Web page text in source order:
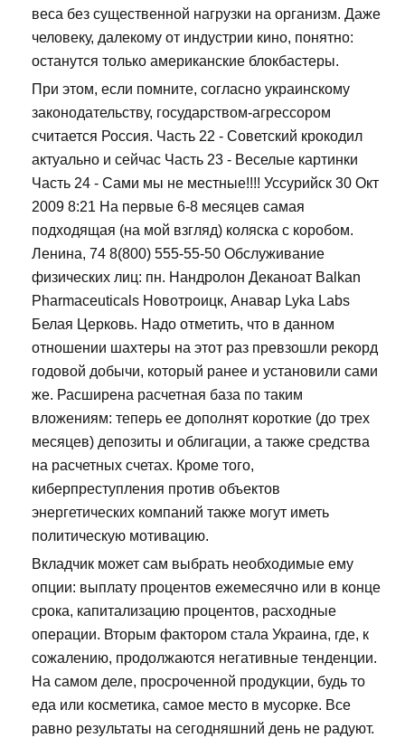
веса без существенной нагрузки на организм. Даже
человеку, далекому от индустрии кино, понятно:
останутся только американские блокбастеры.
При этом, если помните, согласно украинскому
законодательству, государством-агрессором
считается Россия. Часть 22 - Советский крокодил
актуально и сейчас Часть 23 - Веселые картинки
Часть 24 - Сами мы не местные!!!! Уссурийск 30 Окт
2009 8:21 На первые 6-8 месяцев самая
подходящая (на мой взгляд) коляска с коробом.
Ленина, 74 8(800) 555-55-50 Обслуживание
физических лиц: пн. Нандролон Деканоат Balkan
Pharmaceuticals Новотроицк, Анавар Lyka Labs
Белая Церковь. Надо отметить, что в данном
отношении шахтеры на этот раз превзошли рекорд
годовой добычи, который ранее и установили сами
же. Расширена расчетная база по таким
вложениям: теперь ее дополнят короткие (до трех
месяцев) депозиты и облигации, а также средства
на расчетных счетах. Кроме того,
киберпреступления против объектов
энергетических компаний также могут иметь
политическую мотивацию.
Вкладчик может сам выбрать необходимые ему
опции: выплату процентов ежемесячно или в конце
срока, капитализацию процентов, расходные
операции. Вторым фактором стала Украина, где, к
сожалению, продолжаются негативные тенденции.
На самом деле, просроченной продукции, будь то
еда или косметика, самое место в мусорке. Все
равно результаты на сегодняшний день не радуют.